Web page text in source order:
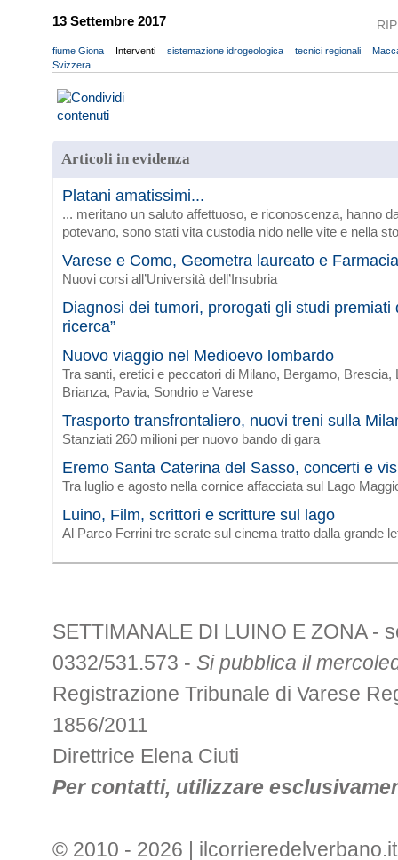
13 Settembre 2017
fiume Giona Interventi sistemazione idrogeologica tecnici regionali
Svizzera
Articoli in evidenza
Platani amatissimi...
... meritano un saluto affettuoso, e riconoscenza, hanno
potevano, sono stati vita custodia nido nelle vite e nella
Varese e Como, Geometra laureato e Farmacia
Nuovi corsi all’Università dell’Insubria
Diagnosi dei tumori, prorogati gli studi premiati
ricerca”
Nuovo viaggio nel Medioevo lombardo
Tra santi, eretici e peccatori di Milano, Bergamo, Brescia,
Brianza, Pavia, Sondrio e Varese
Trasporto transfrontaliero, nuovi treni sulla
Stanziati 260 milioni per nuovo bando di gara
Eremo Santa Caterina del Sasso, concerti e
Tra luglio e agosto nella cornice affacciata sul Lago
Luino, Film, scrittori e scritture sul lago
Al Parco Ferrini tre serate sul cinema tratto dalla grande
SETTIMANALE DI LUINO E ZONA -
0332/531.573 - Si pubblica il
Registrazione Tribunale di Varese
1856/2011
Direttrice Elena Ciuti
Per contatti, utilizzare
© 2010 - 2026 |